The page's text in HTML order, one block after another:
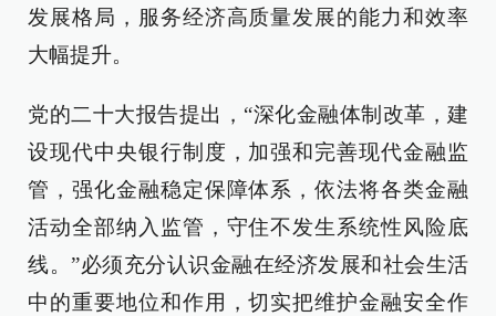
发展格局，服务经济高质量发展的能力和效率
大幅提升。
党的二十大报告提出，“深化金融体制改革，建
设现代中央银行制度，加强和完善现代金融监
管，强化金融稳定保障体系，依法将各类金融
活动全部纳入监管，守住不发生系统性风险底
线。”必须充分认识金融在经济发展和社会生活
中的重要地位和作用，切实把维护金融安全作